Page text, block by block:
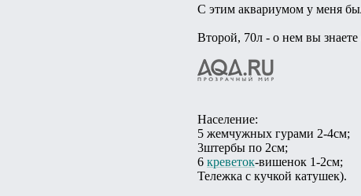
С этим аквариумом у меня
Второй, 70л - о нем вы
Население:
5 жемчужных гурами 2-4см;
3штербы по 2см;
6 креветок-вишенок 1-2см;
Тележка с кучкой катушек).